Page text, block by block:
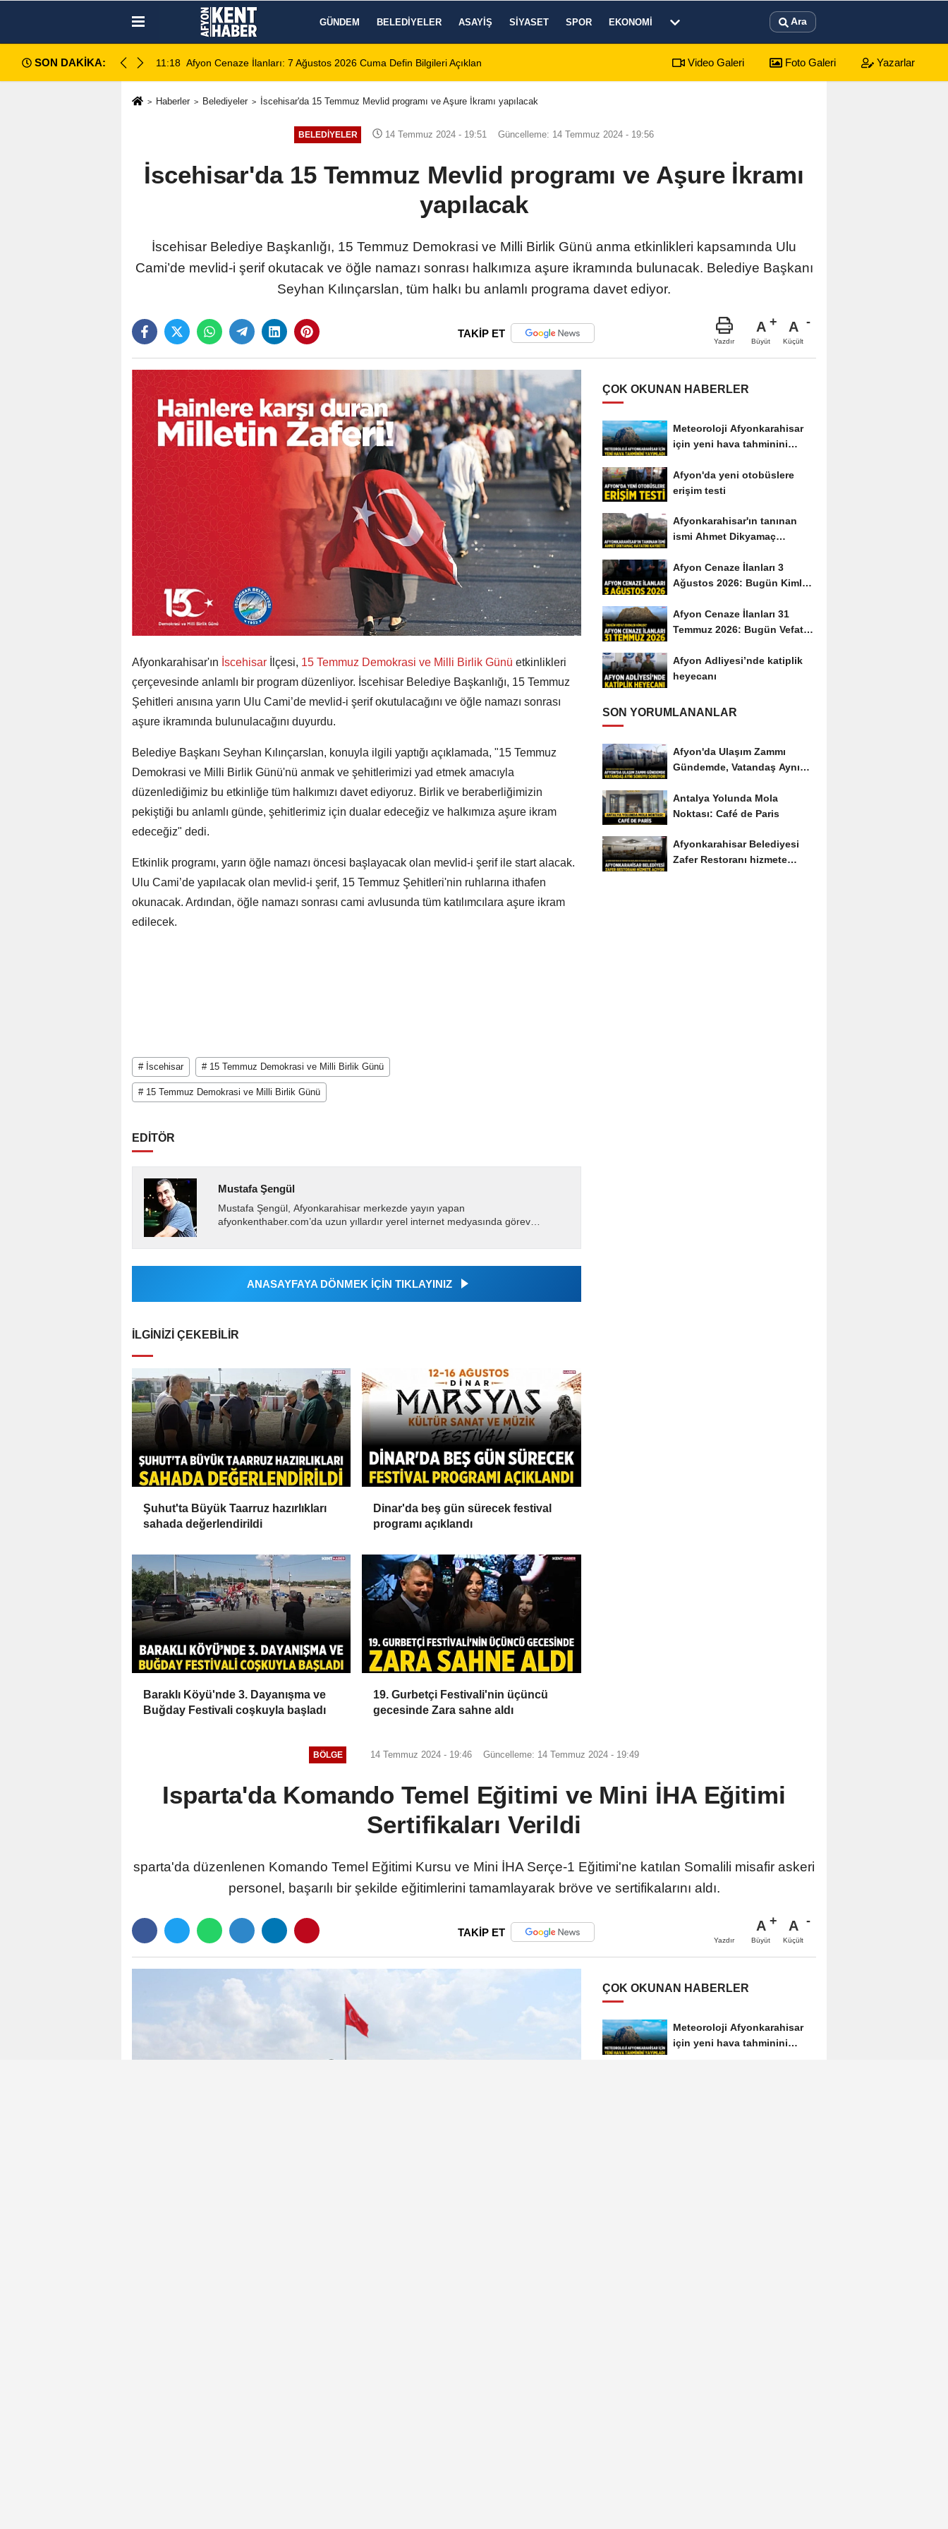
GÜNDEM BELEDIYELER ASAYIŞ SIYASET SPOR EKONOMI Ara
SON DAKİKA:
değerlendirildi 11:18 Afyon Cenaze İlanları: 7 Ağustos 2026 Cuma Defin Bilgileri Açıklandı Dinar'da beş gün sürecek festival programı açıklandı 01:17
Video Galeri Foto Galeri Yazarlar
Haberler Belediyeler İscehisar'da 15 Temmuz Mevlid programı ve Aşure İkramı yapılacak
BELEDIYELER 14 Temmuz 2024 - 19:51 Güncelleme: 14 Temmuz 2024 - 19:56
İscehisar'da 15 Temmuz Mevlid programı ve Aşure İkramı
yapılacak
İscehisar Belediye Başkanlığı, 15 Temmuz Demokrasi ve Milli Birlik Günü anma etkinlikleri kapsamında Ulu
Cami’de mevlid-i şerif okutacak ve öğle namazı sonrası halkımıza aşure ikramında bulunacak. Belediye Başkanı
Seyhan Kılınçarslan, tüm halkı bu anlamlı programa davet ediyor.
TAKİP ET
Yazdır
A
Büyüt
A
Küçült
Afyonkarahisar'ın İscehisar İlçesi, 15 Temmuz Demokrasi ve Milli Birlik Günü etkinlikleri
çerçevesinde anlamlı bir program düzenliyor. İscehisar Belediye Başkanlığı, 15 Temmuz
Şehitleri anısına yarın Ulu Cami’de mevlid-i şerif okutulacağını ve öğle namazı sonrası
aşure ikramında bulunulacağını duyurdu.
Belediye Başkanı Seyhan Kılınçarslan, konuyla ilgili yaptığı açıklamada, "15 Temmuz
Demokrasi ve Milli Birlik Günü'nü anmak ve şehitlerimizi yad etmek amacıyla
düzenlediğimiz bu etkinliğe tüm halkımızı davet ediyoruz. Birlik ve beraberliğimizin
pekiştiği bu anlamlı günde, şehitlerimiz için dualar edeceğiz ve halkımıza aşure ikram
edeceğiz" dedi.
Etkinlik programı, yarın öğle namazı öncesi başlayacak olan mevlid-i şerif ile start alacak.
Ulu Cami’de yapılacak olan mevlid-i şerif, 15 Temmuz Şehitleri'nin ruhlarına ithafen
okunacak. Ardından, öğle namazı sonrası cami avlusunda tüm katılımcılara aşure ikram
edilecek.
# İscehisar # 15 Temmuz Demokrasi ve Milli Birlik Günü
# 15 Temmuz Demokrasi ve Milli Birlik Günü
EDİTÖR
Mustafa Şengül
Mustafa Şengül, Afyonkarahisar merkezde yayın yapan
afyonkenthaber.com’da uzun yıllardır yerel internet medyasında görev
ANASAYFAYA DÖNMEK İÇİN TIKLAYINIZ
İLGINIZI ÇEKEBILIR
Şuhut'ta Büyük Taarruz hazırlıkları
sahada değerlendirildi
Dinar'da beş gün sürecek festival
programı açıklandı
Baraklı Köyü'nde 3. Dayanışma ve
Buğday Festivali coşkuyla başladı
19. Gurbetçi Festivali'nin üçüncü
gecesinde Zara sahne aldı
ÇOK OKUNAN HABERLER
Meteoroloji Afyonkarahisar
için yeni hava tahminini
Afyon'da yeni otobüslere
erişim testi
Afyonkarahisar'ın tanınan
ismi Ahmet Dikyamaç
Afyon Cenaze İlanları 3
Ağustos 2026: Bugün Kimler
Afyon Cenaze İlanları 31
Temmuz 2026: Bugün Vefat
Afyon Adliyesi’nde katiplik
heyecanı
SON YORUMLANANLAR
Afyon'da Ulaşım Zammı
Gündemde, Vatandaş Aynı
Antalya Yolunda Mola
Noktası: Café de Paris
Afyonkarahisar Belediyesi
Zafer Restoranı hizmete
BÖLGE 14 Temmuz 2024 - 19:46 Güncelleme: 14 Temmuz 2024 - 19:49
Isparta'da Komando Temel Eğitimi ve Mini İHA Eğitimi
Sertifikaları Verildi
sparta'da düzenlenen Komando Temel Eğitimi Kursu ve Mini İHA Serçe-1 Eğitimi'ne katılan Somalili misafir askeri
personel, başarılı bir şekilde eğitimlerini tamamlayarak bröve ve sertifikalarını aldı.
TAKİP ET
Yazdır
A
Büyüt
A
Küçült
ÇOK OKUNAN HABERLER
Meteoroloji Afyonkarahisar
için yeni hava tahminini